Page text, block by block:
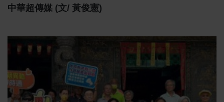
中華超傳媒 (文/ 黃俊憲)